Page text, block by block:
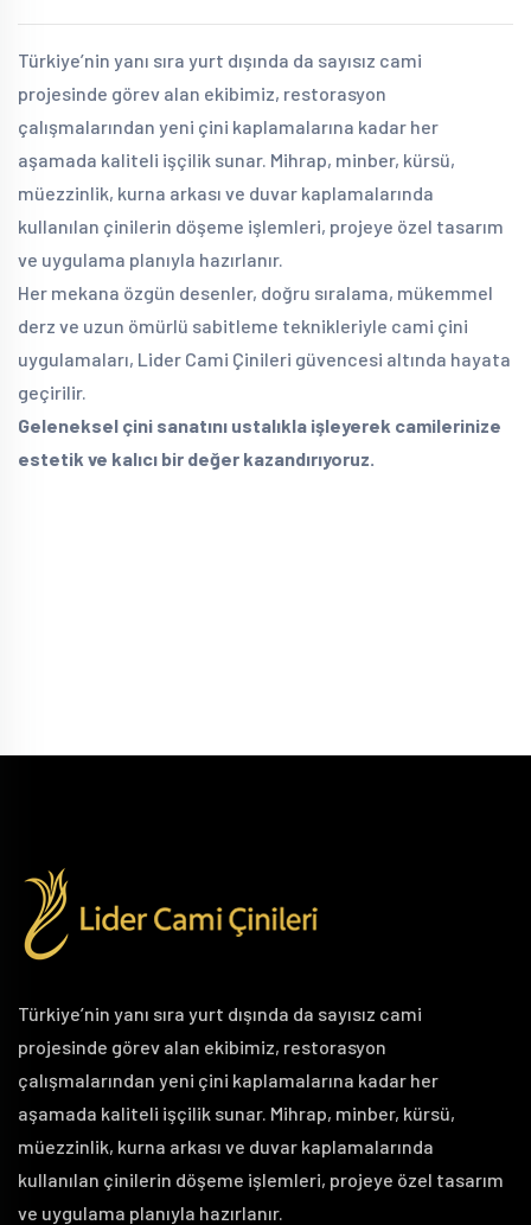
Türkiye’nin yanı sıra yurt dışında da sayısız cami
projesinde görev alan ekibimiz, restorasyon
çalışmalarından yeni çini kaplamalarına kadar her
aşamada kaliteli işçilik sunar. Mihrap, minber, kürsü,
müezzinlik, kurna arkası ve duvar kaplamalarında
kullanılan çinilerin döşeme işlemleri, projeye özel tasarım
ve uygulama planıyla hazırlanır.
Her mekana özgün desenler, doğru sıralama, mükemmel
derz ve uzun ömürlü sabitleme teknikleriyle cami çini
uygulamaları, Lider Cami Çinileri güvencesi altında hayata
geçirilir.
Geleneksel çini sanatını ustalıkla işleyerek camilerinize
estetik ve kalıcı bir değer kazandırıyoruz.
Türkiye’nin yanı sıra yurt dışında da sayısız cami
projesinde görev alan ekibimiz, restorasyon
çalışmalarından yeni çini kaplamalarına kadar her
aşamada kaliteli işçilik sunar. Mihrap, minber, kürsü,
müezzinlik, kurna arkası ve duvar kaplamalarında
kullanılan çinilerin döşeme işlemleri, projeye özel tasarım
ve uygulama planıyla hazırlanır.